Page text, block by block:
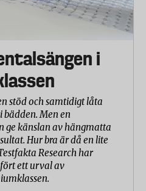
i
stöd och samtidigt låta
Men en
ge känslan av hängmatta
Hur bra är då en lite
Research har
ett urval av